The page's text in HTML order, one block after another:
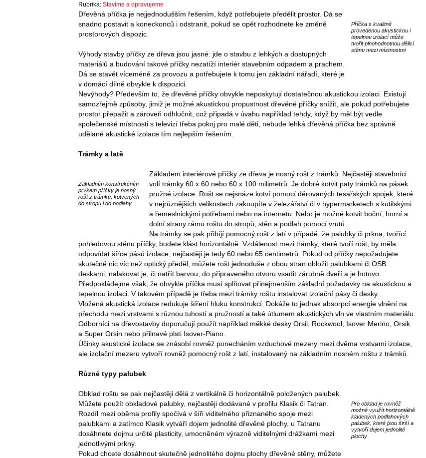
Rubrika: Stavíme a opravujeme
Příčka s kvalitně
provedenou akustickou i
tepelnou izolací může
tvořit plnohodnotnou dělicí
stěnu mezi místnostmi
Dřevěná příčka je nejjednodušším řešením, když potřebujete předělit prostor. Dá se
snadno postavit a koneckonců i odstranit, pokud se opět rozhodnete ke změně
prostorových dispozic.
Výhody stavby příčky ze dřeva jsou jasné: jde o stavbu z lehkých a dostupných
materiálů a budování takové příčky nezatíží interiér stavebním odpadem a prachem.
Dá se stavět víceméně za provozu a potřebujete k tomu jen základní nářadí, které je
v domácí dílně obvykle k dispozici.
Nevýhody? Především to, že dřevěné příčky obvykle neposkytují dostatečnou akustickou izolaci. Existují
samozřejmě způsoby, jimiž je možné akustickou propustnost dřevěné příčky snížit, ale pokud potřebujete
prostor přepažit a zároveň odhlučnit, což připadá v úvahu například tehdy, když by měl být vedle
společenské místnosti s televizí třeba pokoj pro malé děti, nebude lehká dřevěná příčka bez správně
udělané akustické izolace tím nejlepším řešením.
Trámky a latě
Základním konstrukčním
prvkem příčky je nosný
rošt z trámků, kotvených
do stropu i do podlahy
Základem interiérové příčky ze dřeva je nosný rošt z trámků. Nejčastěji stavebníci
volí trámky 60 x 60 nebo 60 x 100 milimetrů. Je dobré kotvit paty trámků na pásek
pružné izolace. Rošt se nejsnáze kotví pomocí děrovaných tesařských spojek, které
v nejrůznějších velikostech zakoupíte v železářství či v hypermarketech s kutilskými
a řemeslnickými potřebami nebo na internetu. Nebo je možné kotvit boční, horní a
dolní strany rámu roštu do stropů, stěn a podlah pomocí vrutů.
Na trámky se pak přibíjí pomocný rošt z latí v případě, že palubky či prkna, tvořící
pohledovou stěnu příčky, budete klást horizontálně. Vzdálenost mezi trámky, které tvoří rošt, by měla
odpovídat šířce pásů izolace, nejčastěji je tedy 60 nebo 65 centimetrů. Pokud od příčky nepožadujete
skutečně nic víc než optický předěl, můžete rošt jednoduše z obou stran obložit palubkami či OSB
deskami, nalakovat je, či natřít barvou, do připraveného otvoru vsadit zárubně dveří a je hotovo.
Předpokládejme však, že obvykle příčka musí splňovat přinejmenším základní požadavky na akustickou a
tepelnou izolaci. V takovém případě je třeba mezi trámky roštu instalovat izolační pásy či desky.
Vložená akustická izolace redukuje šíření hluku konstrukcí. Dokáže to jednak absorpcí energie vlnění na
přechodu mezi vrstvami s různou tuhostí a pružností a také útlumem akustických vln ve vlastním materiálu.
Odborníci na dřevostavby doporučují použít například měkké desky Orsil, Rockwool, Isover Merino, Orsik
a Super Orsin nebo přilnavé plsti Isover-Piano.
Účinky akustické izolace se znásobí rovněž ponecháním vzduchové mezery mezi dvěma vrstvami izolace,
ale izolační mezeru vytvoří rovněž pomocný rošt z latí, instalovaný na základním nosném roštu z trámků.
Různé typy palubek
Pro obklad je rovněž
možné využít horizontálně
kladených podlahových
palubek, které jsou širší a
vytvoří dojem jednolité
plochy
Obklad roštu se pak nejčastěji dělá z vertikálně či horizontálně položených palubek.
Můžete použít obkladové palubky, nejčastěji dodávané v profilu Klasik či Tatran.
Rozdíl mezi oběma profily spočívá v šíři viditelného přiznaného spoje mezi
palubkami a zatímco Klasik vytváří dojem jednolité dřevěné plochy, u Tatranu
dosáhnete dojmu určité plasticity, umocněném výrazně viditelnými drážkami mezi
jednotlivými prkny.
Pokud chcete dosáhnout skutečně jednolitého dojmu plochy dřevěné stěny, můžete